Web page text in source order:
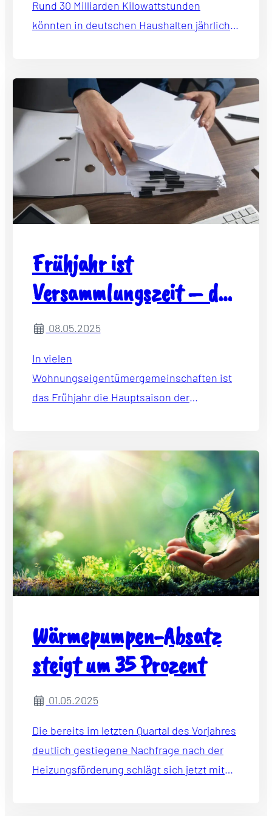
Rund 30 Milliarden Kilowattstunden
könnten in deutschen Haushalten jährlich
Frühjahr ist
Versammlungszeit – das
sollten Eigentümer
beachten
08.05.2025
In vielen
Wohnungseigentümergemeinschaften ist
das Frühjahr die Hauptsaison der
Makler, Verwalter und Sachverständigen e.
Wärmepumpen-Absatz
steigt um 35 Prozent
01.05.2025
Die bereits im letzten Quartal des Vorjahres
deutlich gestiegene Nachfrage nach der
Heizungsförderung schlägt sich jetzt mit